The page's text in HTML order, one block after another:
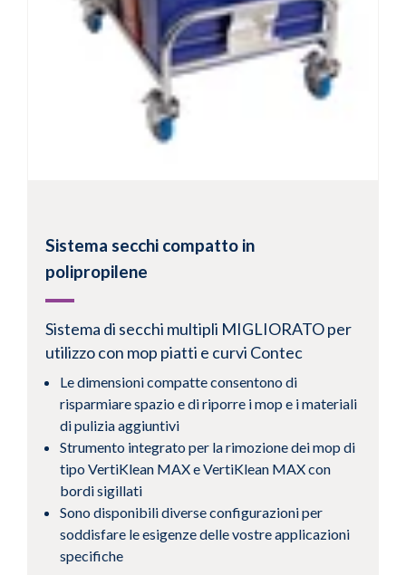
Sistema secchi compatto in
polipropilene
Sistema di secchi multipli MIGLIORATO per
utilizzo con mop piatti e curvi Contec
Le dimensioni compatte consentono di
risparmiare spazio e di riporre i mop e i materiali
di pulizia aggiuntivi
Strumento integrato per la rimozione dei mop di
tipo VertiKlean MAX e VertiKlean MAX con
bordi sigillati
Sono disponibili diverse configurazioni per
soddisfare le esigenze delle vostre applicazioni
specifiche